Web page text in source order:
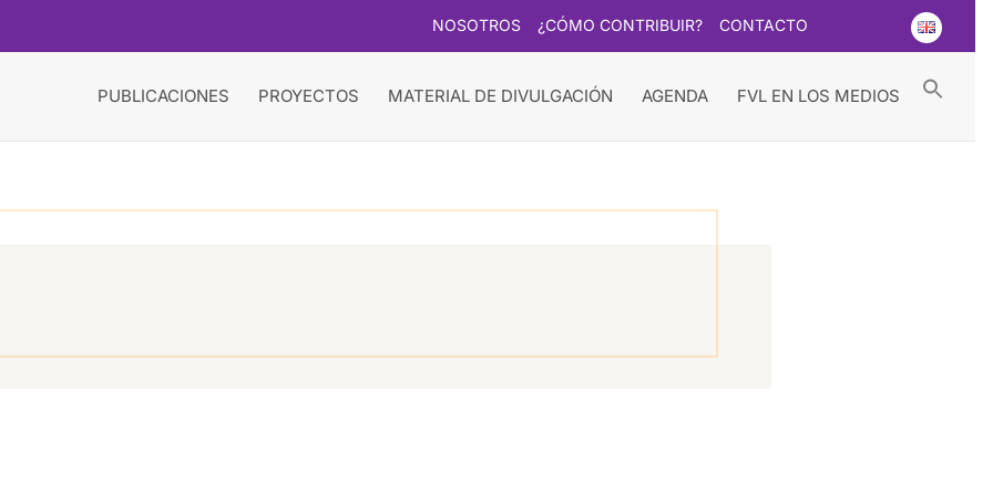
NOSOTROS ¿CÓMO CONTRIBUIR? CONTACTO
PUBLICACIONES PROYECTOS MATERIAL DE DIVULGACIÓN AGENDA FVL EN LOS MEDIOS